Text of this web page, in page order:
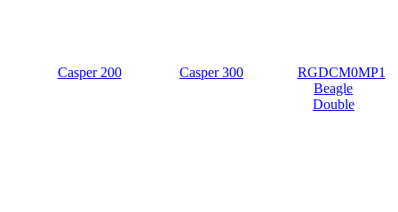
Casper 200 Casper 300
RGDCM0MP1
Beagle
Double